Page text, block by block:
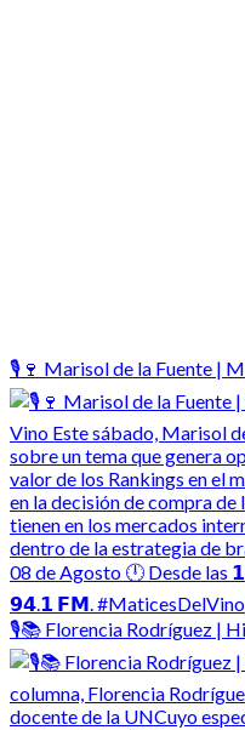
🎙️🍷 Marisol de la Fuente |
🎙️📚 Florencia Rodríguez |